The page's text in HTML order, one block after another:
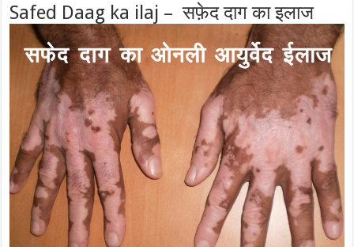
Safed Daag ka ilaj – सफ़ेद दाग का इलाज